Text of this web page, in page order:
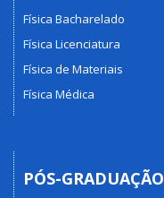
Física Bacharelado
Física Licenciatura
Física de Materiais
Física Médica
PÓS-GRADUAÇÃO